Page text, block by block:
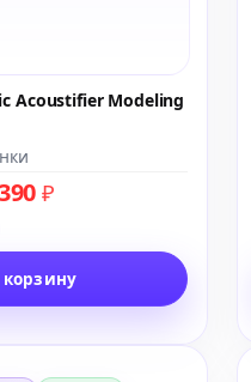
Acoustifier Modeling
₽
корзину